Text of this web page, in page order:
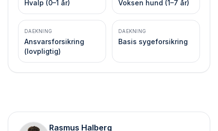
Hvalp (0–1 år) Voksen hund (1–7 år)
DAEKNING
Ansvarsforsikring
(lovpligtig)
DAEKNING
Basis syge­forsikring
Rasmus Halberg